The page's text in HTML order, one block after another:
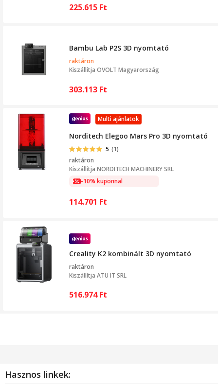
225.615 Ft
Bambu Lab P2S 3D nyomtató
raktáron
Kiszállítja OVOLT Magyarország
303.113 Ft
Multi ajánlatok
Norditech Elegoo Mars Pro 3D nyomtató
5 (1)
raktáron
Kiszállítja NORDITECH MACHINERY SRL
-10% kuponnal
114.701 Ft
Creality K2 kombinált 3D nyomtató
raktáron
Kiszállítja ATU IT SRL
516.974Ft
Hasznos linkek: